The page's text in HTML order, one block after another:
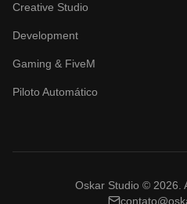
Creative Studio
Development
Gaming & FiveM
Piloto Automático
Oskar Studio © 2026